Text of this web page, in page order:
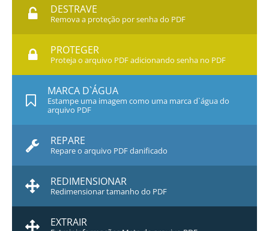
DESTRAVE
Remova a proteção por senha do PDF
PROTEGER
Proteja o arquivo PDF adicionando senha no PDF
MARCA D`ÁGUA
Estampe uma imagem como uma marca d`água do
arquivo PDF
REPARE
Repare o arquivo PDF danificado
REDIMENSIONAR
Redimensionar tamanho do PDF
EXTRAIR